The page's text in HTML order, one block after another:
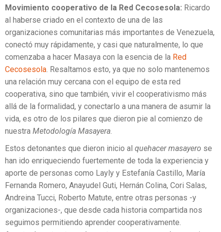
Movimiento cooperativo de la Red Cecosesola: Ricardo
al haberse criado en el contexto de una de las
organizaciones comunitarias más importantes de Venezuela,
conectó muy rápidamente, y casi que naturalmente, lo que
comenzaba a hacer Masaya con la esencia de la Red
Cecosesola . Resaltamos esto, ya que no solo mantenemos
una relación muy cercana con el equipo de esta red
cooperativa, sino que también, vivir el cooperativismo más
allá de la formalidad, y conectarlo a una manera de asumir la
vida, es otro de los pilares que dieron pie al comienzo de
nuestra Metodología Masayera
Estos detonantes que dieron inicio al quehacer masayero se
han ido enriqueciendo fuertemente de toda la experiencia y
aporte de personas como Layly y Estefanía Castillo, María
Fernanda Romero, Anayudel Guti, Hernán Colina, Cori Salas,
Andreina Tucci, Roberto Matute, entre otras personas -y
organizaciones-, que desde cada historia compartida nos
seguimos permitiendo aprender cooperativamente.